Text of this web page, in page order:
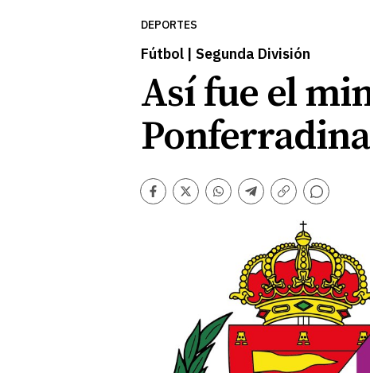
DEPORTES
Fútbol | Segunda División
Así fue el
Ponferradina
Facebook
TwitterWhatsapp
Telegram
Copiar
Comentarios